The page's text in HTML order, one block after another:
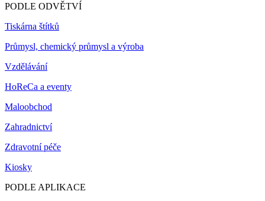
PODLE ODVĚTVÍ
Tiskárna štítků
Průmysl, chemický průmysl a výroba
Vzdělávání
HoReCa a eventy
Maloobchod
Zahradnictví
Zdravotní péče
Kiosky
PODLE APLIKACE